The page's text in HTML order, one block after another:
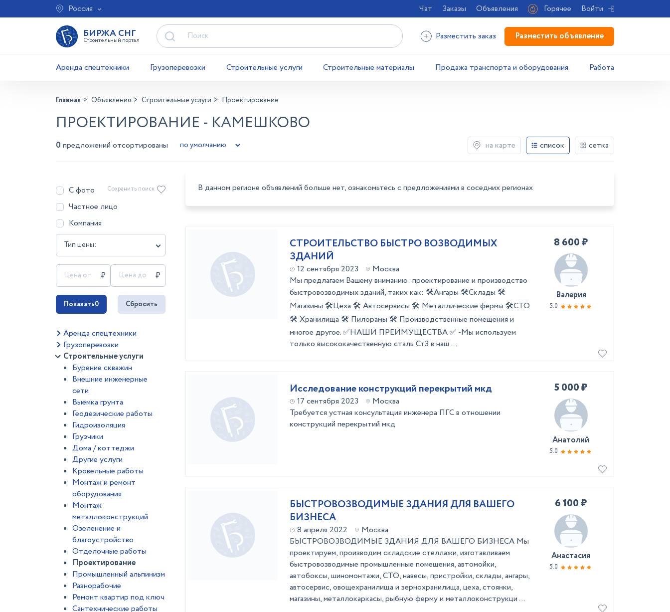
Россия Чат Заказы Объявления Горячее Войти
БИРЖА СНГ
Строительный портал Разместить заказ Разместить объявление
Аренда спецтехники Грузоперевозки Строительные услуги Строительные материалы Продажа транспорта и оборудования Работа
Главная Объявления Строительные услуги Проектирование
ПРОЕКТИРОВАНИЕ - КАМЕШКОВО
0 предложений отсортированы на карте список сетка
С фото
Частное лицо
Компания
Тип цены:
Сохранить поиск
Показать0 Сбросить
Аренда спецтехники
Грузоперевозки
Строительные услуги
Бурение скважин
Внешние инженерные
сети
Выемка грунта
Геодезические работы
Гидроизоляция
Грузчики
Дома / коттеджи
Другие услуги
Кровельные работы
Монтаж и ремонт
оборудования
Монтаж
металлоконструкций
Озеленение и
благоустройство
Отделочные работы
Проектирование
Промышленный альпинизм
Разнорабочие
Ремонт квартир под ключ
Сантехнические работы
В данном регионе объявлений больше нет, ознакомьтесь с предложениями в соседних регионах
СТРОИТЕЛЬСТВО БЫСТРО ВОЗВОДИМЫХ
ЗДАНИЙ
12 сентября 2023
Москва
Мы предлагаем Вашему вниманию: проектирование и производство
быстровозводимых зданий, таких как: 🛠️Ангары 🛠️Склады 🛠️
Магазины 🛠️Цеха 🛠️ Автосервисы 🛠️ Металлические фермы 🛠️СТО
🛠️ Хранилища 🛠️ Пилорамы 🛠️ Производственные помещения и
многое другое. ✅НАШИ ПРЕИМУЩЕСТВА ✅ -Мы используем
только высококачественную сталь Ст3 в наш ...
8 600 ₽
Валерия
5.0
Исследование конструкций перекрытий мкд
17 сентября 2023
Москва
Требуется устная консультация инженера ПГС в отношении
конструкций перекрытий мкд
5 000 ₽
Анатолий
5.0
БЫСТРОВОЗВОДИМЫЕ ЗДАНИЯ ДЛЯ ВАШЕГО
БИЗНЕСА
8 апреля 2022
Москва
БЫСТРОВОЗВОДИМЫЕ ЗДАНИЯ ДЛЯ ВАШЕГО БИЗНЕСА Мы
проектируем, производим складские стеллажи, изготавливаем
быстровозводимые промышленные помещения, автомойки,
автобоксы, шиномонтажи, СТО, навесы, пристройки, склады, ангары,
автосервис, овощехранилища и зернохранилища, цеха, стоянки,
магазины, металлокаркасы, рыбную ферму и металлоконструкци ...
6 100 ₽
Анастасия
5.0